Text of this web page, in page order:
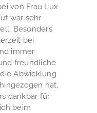
von Frau Lux
war sehr
Besonders
bei
immer
freundliche
Abwicklung
hat,
dankbar für
beim